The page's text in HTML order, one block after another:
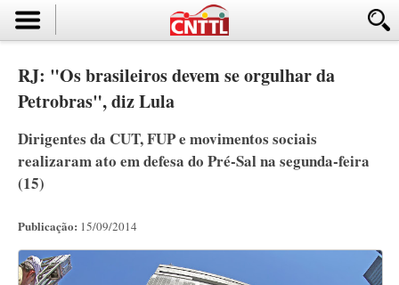
RJ: "Os brasileiros devem se orgulhar da
Petrobras", diz Lula
Dirigentes da CUT, FUP e movimentos sociais
realizaram ato em defesa do Pré-Sal na segunda-feira
(15)
Publicação: 15/09/2014